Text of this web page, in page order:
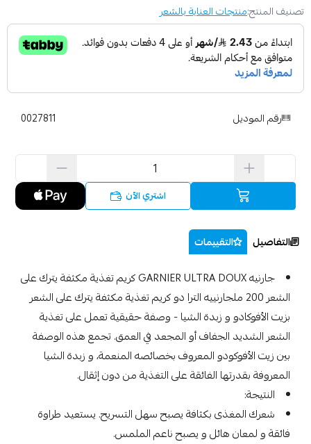
تصنيف المنتج:منتجات العناية بالشعر
رقم الموديل 0027811
اشتري الآن
التفاصيل التقييمات
جارنيه GARNIER ULTRA DOUX كريم تغذية مكثفة يترك على
الشعر 200 ملجارنييه الترا دو كريم تغذية مكثفة يترك على الشعر
بزيت الأفوكادو و زبدة الشيا - وصفة حقيقية تعمل على تغذية
الشعر الشديد الجفاف أو المجعد في العمق. تجمع هذه الوصفة
بين زيت الأفوكودو المعروف بخصائصه المنعمة، و زبدة الشيا
المعروفة بقدرتها الفائقة على التغذية من دون إثقال.
النتيجة:
شعرك المغذى بكثافة يصبح سهل التسريح. يستعيد طراوة
فائقة و لمعان هائل و يصبح ناعم الملمس.